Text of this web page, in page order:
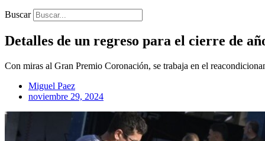
Buscar
Detalles de un regreso para el cierre de
Con miras al Gran Premio Coronación, se trabaja en el
Miguel Paez
noviembre 29, 2024